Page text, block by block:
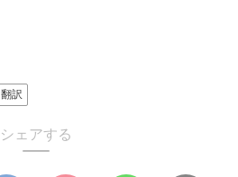
翻訳
シェアする